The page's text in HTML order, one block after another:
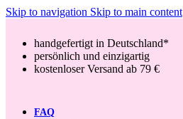
Skip to navigation Skip to main content
handgefertigt in Deutschland*
persönlich und einzigartig
kostenloser Versand ab 79 €
FAQ